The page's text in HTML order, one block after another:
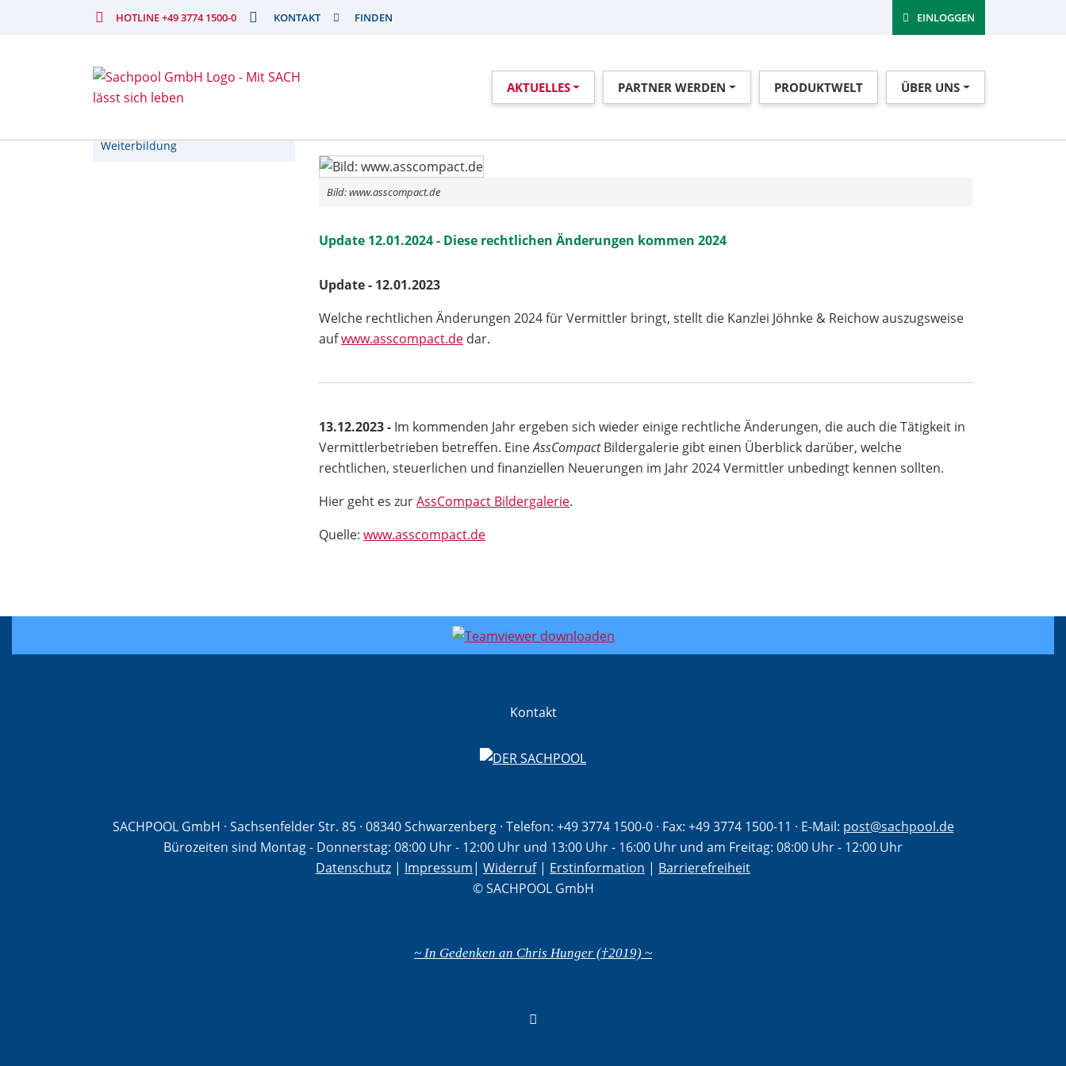
HOTLINE +49 3774 1500-0 KONTAKT FINDEN EINLOGGEN
AKTUELLES PARTNER WERDEN PRODUKTWELT ÜBER UNS
AKTUELLES
Branchennews
Veranstaltungen
Weiterbildung
Bild: www.asscompact.de
Update 12.01.2024 - Diese rechtlichen Änderungen kommen 2024
Update - 12.01.2023
Welche rechtlichen Änderungen 2024 für Vermittler bringt, stellt die Kanzlei Jöhnke & Reichow auszugsweise
aufwww.asscompact.de dar.
13.12.2023 - Im kommenden Jahr ergeben sich wieder einige rechtliche Änderungen, die auch die Tätigkeit in
Vermittlerbetrieben betreffen. EineAssCompactBildergalerie gibt einen Überblick darüber, welche
rechtlichen, steuerlichen und finanziellen Neuerungen im Jahr 2024 Vermittler unbedingt kennen sollten.
Hier geht es zurAssCompact Bildergalerie.
Quelle: www.asscompact.de
Kontakt
SACHPOOL GmbH · Sachsenfelder Str. 85 · 08340 Schwarzenberg · Telefon: +49 3774 1500-0· Fax: +49 3774 1500-11 · E-Mail: post@sachpool.de
Bürozeiten sind Montag - Donnerstag: 08:00 Uhr - 12:00 Uhr und 13:00 Uhr - 16:00 Uhr und am Freitag: 08:00 Uhr - 12:00 Uhr
Datenschutz | Impressum| Widerruf| Erstinformation | Barrierefreiheit
© SACHPOOL GmbH
~ In Gedenken an Chris Hunger (†2019) ~